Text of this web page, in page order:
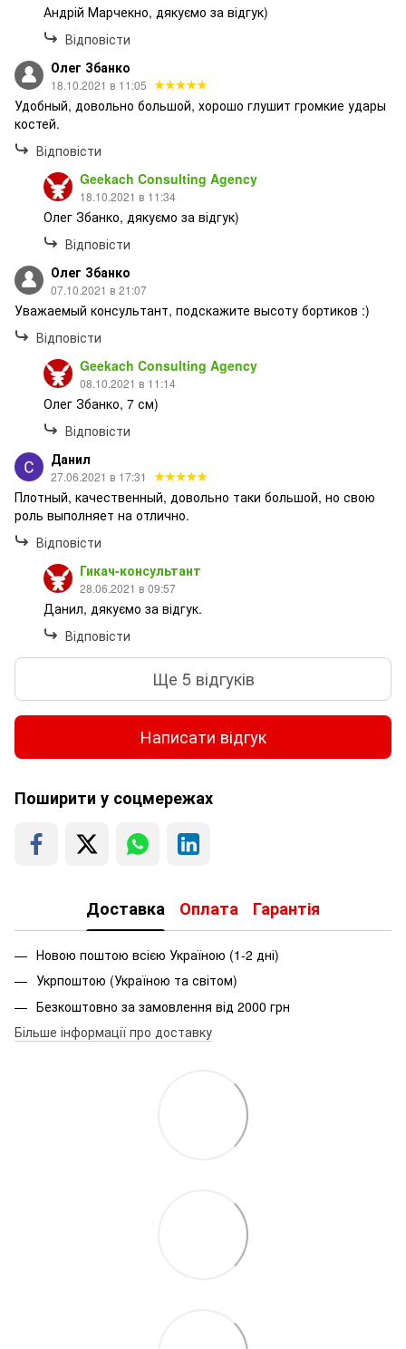
Андрій Марчекно, дякуємо за відгук)
Відповісти
Олег Збанко
18.10.2021 в 11:05
Удобный, довольно большой, хорошо глушит громкие удары
костей.
Відповісти
Geekach Consulting Agency
18.10.2021 в 11:34
Олег Збанко, дякуємо за відгук)
Відповісти
Олег Збанко
07.10.2021 в 21:07
Уважаемый консультант, подскажите высоту бортиков :)
Відповісти
Geekach Consulting Agency
08.10.2021 в 11:14
Олег Збанко, 7 см)
Відповісти
Данил
27.06.2021 в 17:31
Плотный, качественный, довольно таки большой, но свою
роль выполняет на отлично.
Відповісти
Гикач-консультант
28.06.2021 в 09:57
Данил, дякуємо за відгук.
Відповісти
Ще 5 відгуків
Написати відгук
Поширити у соцмережах
Доставка Оплата Гарантія
Новою поштою всією Україною (1-2 дні)
Укрпоштою (Україною та світом)
Безкоштовно за замовлення від 2000 грн
Більше інформації про доставку